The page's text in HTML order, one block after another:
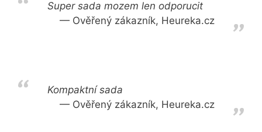
Super sada mozem len odporucit
Ověřený zákazník, Heureka.cz
Kompaktní sada
Ověřený zákazník, Heureka.cz